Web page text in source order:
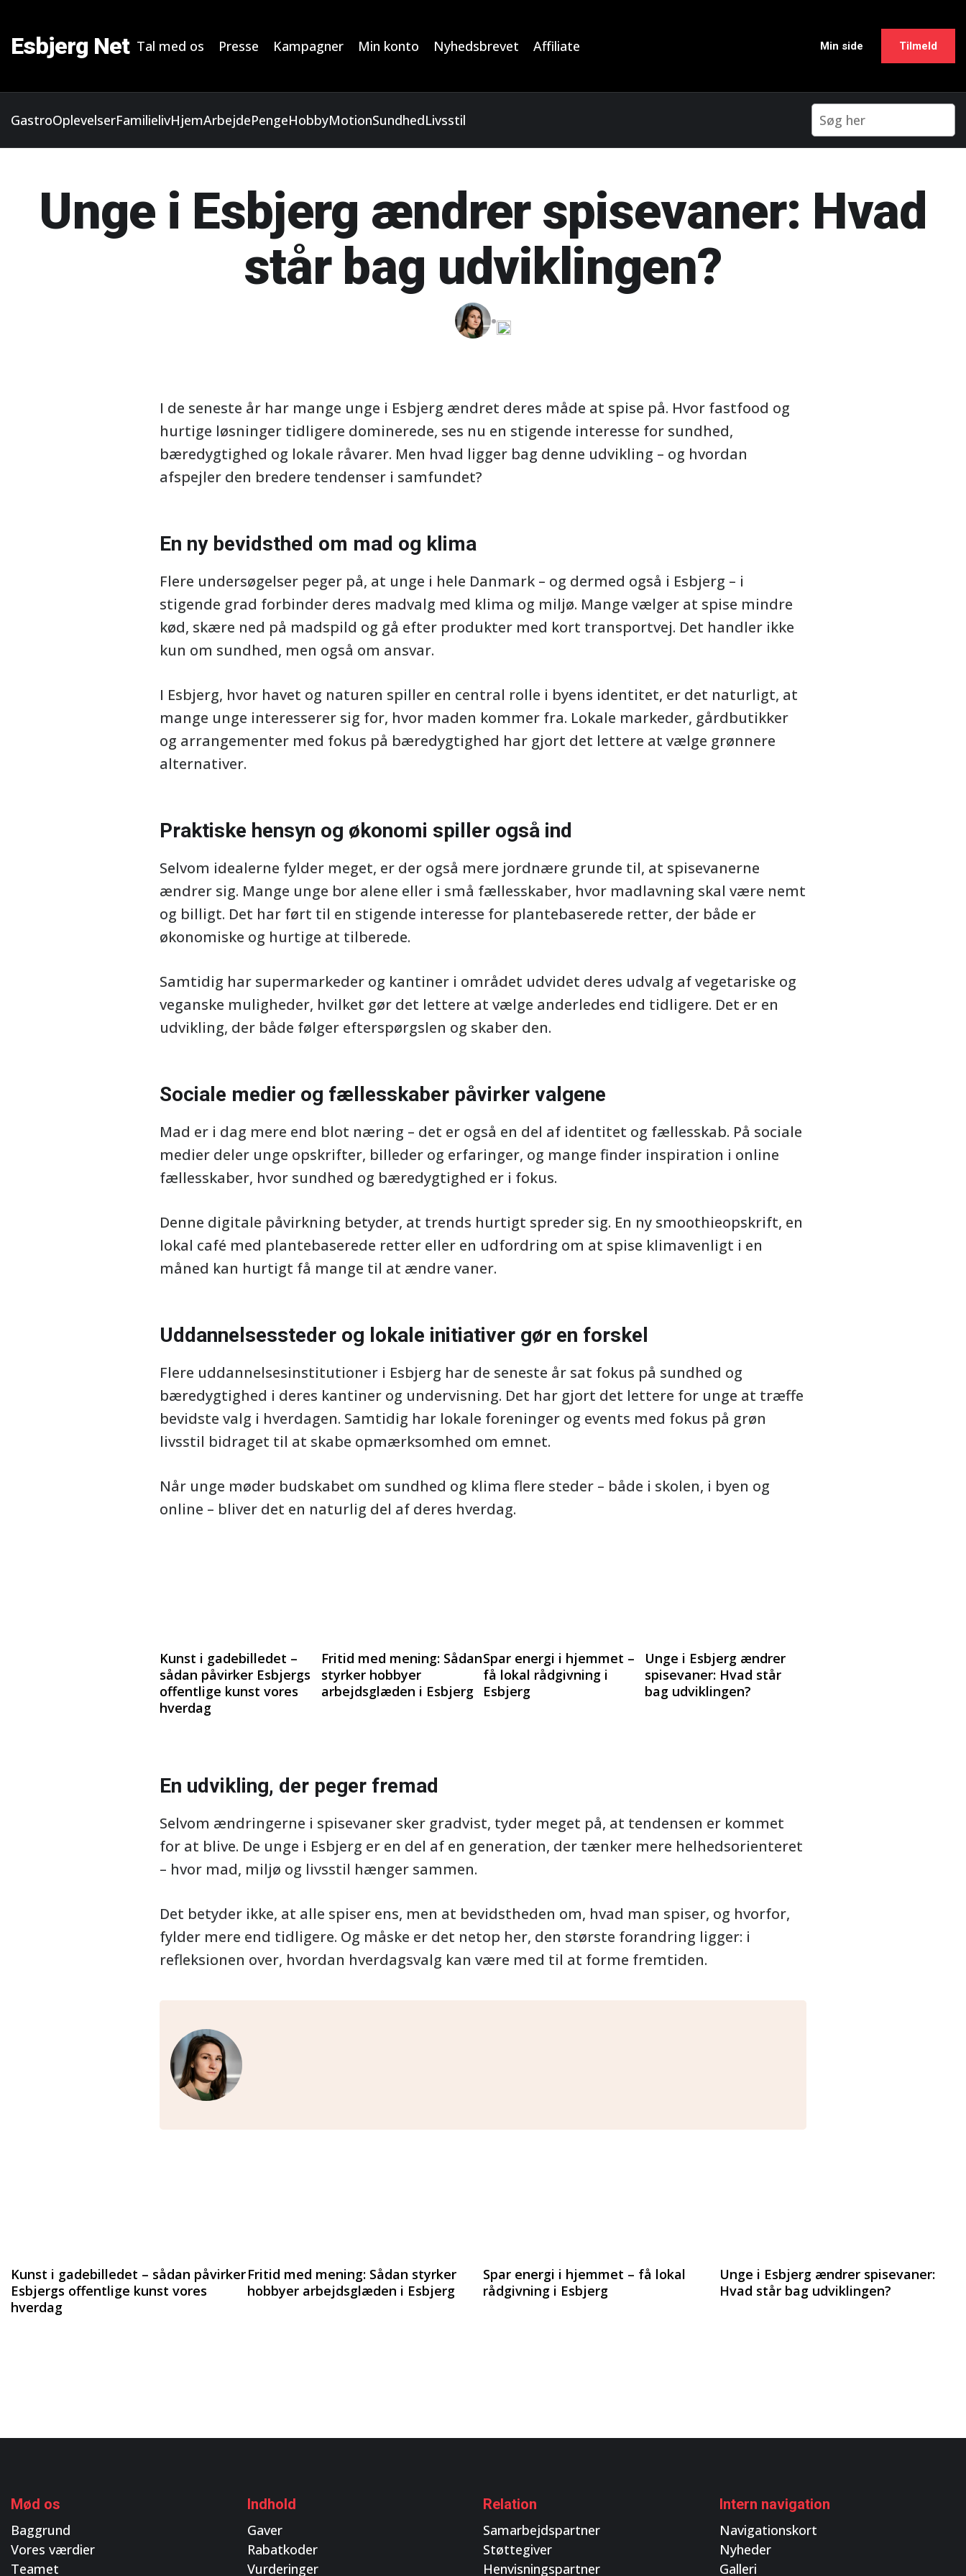
Esbjerg Net Tal med os Presse Kampagner Min konto Nyhedsbrevet Affiliate Min side Tilmeld
GastroOplevelserFamilielivHjemArbejdePengeHobbyMotionSundhedLivsstil
Unge i Esbjerg ændrer spisevaner: Hvad
står bag udviklingen?
I de seneste år har mange unge i Esbjerg ændret deres måde at spise på. Hvor fastfood og
hurtige løsninger tidligere dominerede, ses nu en stigende interesse for sundhed,
bæredygtighed og lokale råvarer. Men hvad ligger bag denne udvikling – og hvordan
afspejler den bredere tendenser i samfundet?
En ny bevidsthed om mad og klima
Flere undersøgelser peger på, at unge i hele Danmark – og dermed også i Esbjerg – i
stigende grad forbinder deres madvalg med klima og miljø. Mange vælger at spise mindre
kød, skære ned på madspild og gå efter produkter med kort transportvej. Det handler ikke
kun om sundhed, men også om ansvar.
I Esbjerg, hvor havet og naturen spiller en central rolle i byens identitet, er det naturligt, at
mange unge interesserer sig for, hvor maden kommer fra. Lokale markeder, gårdbutikker
og arrangementer med fokus på bæredygtighed har gjort det lettere at vælge grønnere
alternativer.
Praktiske hensyn og økonomi spiller også ind
Selvom idealerne fylder meget, er der også mere jordnære grunde til, at spisevanerne
ændrer sig. Mange unge bor alene eller i små fællesskaber, hvor madlavning skal være nemt
og billigt. Det har ført til en stigende interesse for plantebaserede retter, der både er
økonomiske og hurtige at tilberede.
Samtidig har supermarkeder og kantiner i området udvidet deres udvalg af vegetariske og
veganske muligheder, hvilket gør det lettere at vælge anderledes end tidligere. Det er en
udvikling, der både følger efterspørgslen og skaber den.
Sociale medier og fællesskaber påvirker valgene
Mad er i dag mere end blot næring – det er også en del af identitet og fællesskab. På sociale
medier deler unge opskrifter, billeder og erfaringer, og mange finder inspiration i online
fællesskaber, hvor sundhed og bæredygtighed er i fokus.
Denne digitale påvirkning betyder, at trends hurtigt spreder sig. En ny smoothieopskrift, en
lokal café med plantebaserede retter eller en udfordring om at spise klimavenligt i en
måned kan hurtigt få mange til at ændre vaner.
Uddannelsessteder og lokale initiativer gør en forskel
Flere uddannelsesinstitutioner i Esbjerg har de seneste år sat fokus på sundhed og
bæredygtighed i deres kantiner og undervisning. Det har gjort det lettere for unge at træffe
bevidste valg i hverdagen. Samtidig har lokale foreninger og events med fokus på grøn
livsstil bidraget til at skabe opmærksomhed om emnet.
Når unge møder budskabet om sundhed og klima flere steder – både i skolen, i byen og
online – bliver det en naturlig del af deres hverdag.
Kunst i gadebilledet –
sådan påvirker Esbjergs
offentlige kunst vores
hverdag
Fritid med mening: Sådan
styrker hobbyer
arbejdsglæden i Esbjerg
Spar energi i hjemmet –
få lokal rådgivning i
Esbjerg
Unge i Esbjerg ændrer
spisevaner: Hvad står
bag udviklingen?
En udvikling, der peger fremad
Selvom ændringerne i spisevaner sker gradvist, tyder meget på, at tendensen er kommet
for at blive. De unge i Esbjerg er en del af en generation, der tænker mere helhedsorienteret
– hvor mad, miljø og livsstil hænger sammen.
Det betyder ikke, at alle spiser ens, men at bevidstheden om, hvad man spiser, og hvorfor,
fylder mere end tidligere. Og måske er det netop her, den største forandring ligger: i
refleksionen over, hvordan hverdagsvalg kan være med til at forme fremtiden.
Kunst i gadebilledet – sådan påvirker
Esbjergs offentlige kunst vores
hverdag
Fritid med mening: Sådan styrker
hobbyer arbejdsglæden i Esbjerg
Spar energi i hjemmet – få lokal
rådgivning i Esbjerg
Unge i Esbjerg ændrer spisevaner:
Hvad står bag udviklingen?
Mød os
Baggrund
Vores værdier
Teamet
Indhold
Gaver
Rabatkoder
Vurderinger
Relation
Samarbejdspartner
Støttegiver
Henvisningspartner
Intern navigation
Navigationskort
Nyheder
Galleri